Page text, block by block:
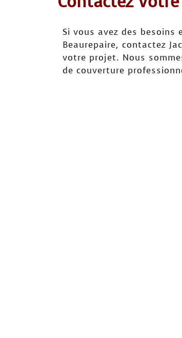
Si vous avez des
Beaurepaire, contactez
votre projet. Nous
de couverture